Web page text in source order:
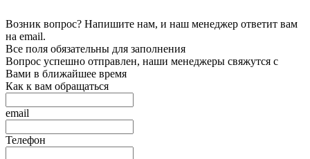
Возник вопрос? Напишите нам, и наш менеджер ответит вам
на email.
Все поля обязательны для заполнения
Вопрос успешно отправлен, наши менеджеры свяжутся с
Вами в ближайшее время
Как к вам обращаться
email
Телефон